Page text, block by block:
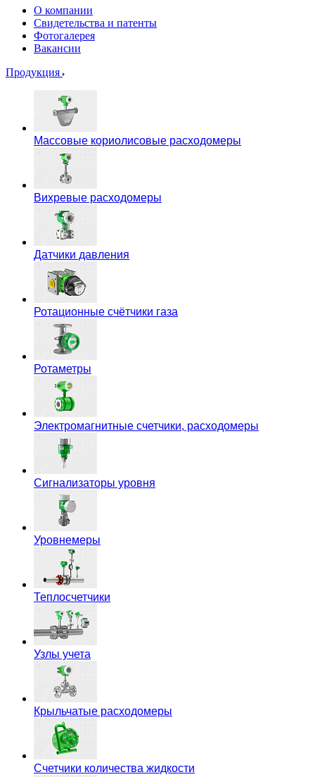
О компании
Свидетельства и патенты
Фотогалерея
Вакансии
Продукция
Массовые кориолисовые расходомеры
Вихревые расходомеры
Датчики давления
Ротационные счётчики газа
Ротаметры
Электромагнитные счетчики, расходомеры
Сигнализаторы уровня
Уровнемеры
Теплосчетчики
Узлы учета
Крыльчатые расходомеры
Счетчики количества жидкости